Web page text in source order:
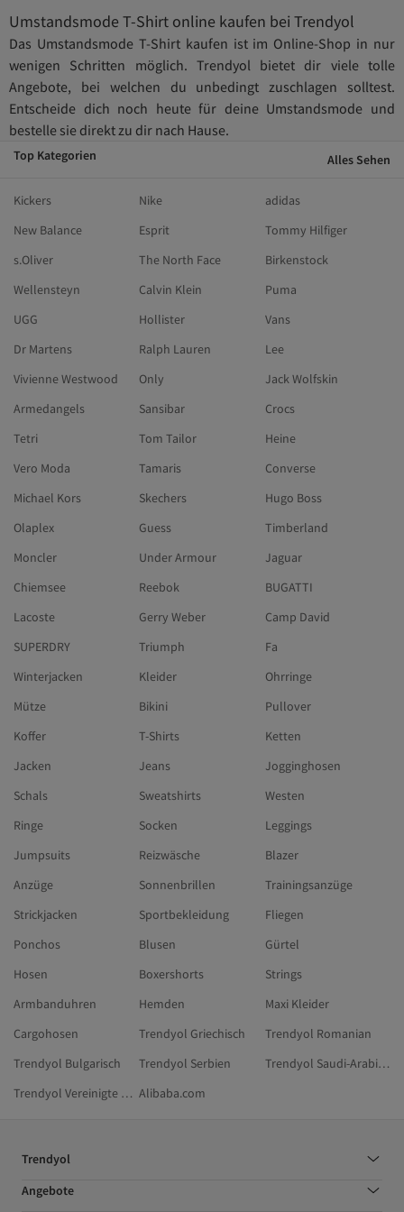
Umstandsmode T-Shirt online kaufen bei Trendyol
Das Umstandsmode T-Shirt kaufen ist im Online-Shop in nur
wenigen Schritten möglich. Trendyol bietet dir viele tolle
Angebote, bei welchen du unbedingt zuschlagen solltest.
Entscheide dich noch heute für deine Umstandsmode und
bestelle sie direkt zu dir nach Hause.
Top Kategorien Alles Sehen
Kickers Nike
adidas
New Balance
Esprit
Tommy Hilfiger
s.Oliver
The North Face
Birkenstock
Wellensteyn
Calvin Klein
Puma
UGG
Hollister
Vans
Dr Martens
Ralph Lauren
Lee
Vivienne Westwood
Only
Jack Wolfskin
Armedangels
Sansibar
Crocs
Tetri
Tom Tailor
Heine
Vero Moda
Tamaris
Converse
Michael Kors
Skechers
Hugo Boss
Olaplex
Guess
Timberland
Moncler
Under Armour
Jaguar
Chiemsee
Reebok
BUGATTI
Lacoste
Gerry Weber
Camp David
SUPERDRY
Triumph
Fa
Winterjacken
Kleider
Ohrringe
Mütze
Bikini
Pullover
Koffer
T-Shirts
Ketten
Jacken
Jeans
Jogginghosen
Schals
Sweatshirts
Westen
Ringe
Socken
Leggings
Jumpsuits
Reizwäsche
Blazer
Anzüge
Sonnenbrillen
Trainingsanzüge
Strickjacken
Sportbekleidung
Fliegen
Ponchos
Blusen
Gürtel
Hosen
Boxershorts
Strings
Armbanduhren
Hemden
Maxi Kleider
Cargohosen
Trendyol Griechisch
Trendyol Romanian
Trendyol Bulgarisch
Trendyol Serbien
Trendyol Saudi-Arabien
Trendyol Vereinigte Arabische Emirate Alibaba.com
Trendyol
Angebote